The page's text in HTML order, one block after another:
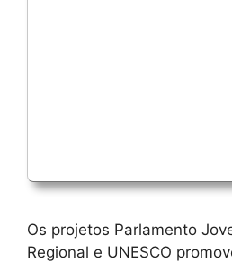
Os projetos Parlamento
Regional e UNESCO